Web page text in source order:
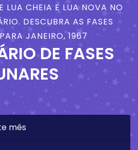
LUA CHEIA E LUA NOVA NO
DESCUBRA AS FASES
JANEIRO, 1967
DE FASES
mês